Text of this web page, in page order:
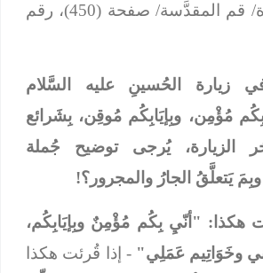
الصديقةِ الشَّهيدة/ قم المقدَّسة/ صفحة (450)، رقم
زيارة الحُسينِ عليه السَّلام
مُؤْمِن، وبِإيَابِكُم مُوقِن، بِشَرائع
الزيارة، يُرجى توضيح جُملة
يَتعلَّقُ الجارُ والمجرور؟!
هكذا: "أنّيِ بِكُم مُؤْمِنٌ وبِإيَابِكُم،
وخَوَاتِيم عَمَلِي"- إذا قُرئت هكذا